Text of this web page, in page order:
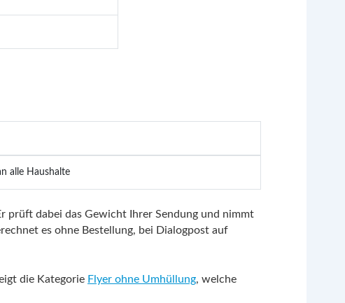
alle Haushalte
prüft dabei das Gewicht Ihrer Sendung und nimmt
es ohne Bestellung, bei Dialogpost auf
die Kategorie Flyer ohne Umhüllung, welche